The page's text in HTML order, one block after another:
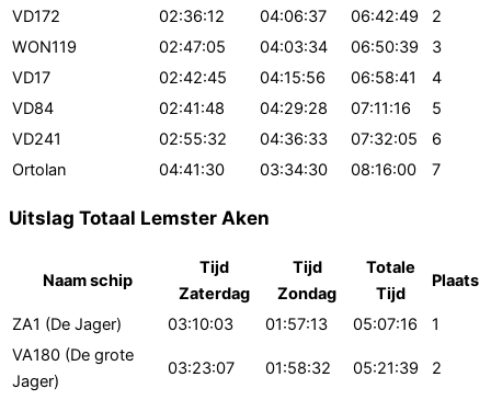
VD172 02:36:12 04:06:37 06:42:49
2
WON119
02:47:05 04:03:34 06:50:39
3
VD17
02:42:45 04:15:56 06:58:41
4
VD84
02:41:48 04:29:28 07:11:16
5
VD241
02:55:32 04:36:33 07:32:05
6
Ortolan
04:41:30 03:34:30 08:16:00 7
Uitslag Totaal Lemster Aken
Naam schip
Tijd
Zaterdag
Tijd
Zondag
Totale
Tijd
Plaats
ZA1 (De Jager) 03:10:03 01:57:13 05:07:16
1
VA180 (De grote
Jager)
03:23:07 01:58:32 05:21:39 2